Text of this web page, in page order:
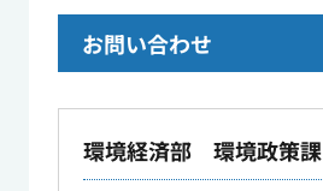
お問い合わせ
環境経済部 環境政策課